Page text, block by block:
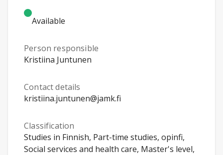
Available
Person responsible
Kristiina Juntunen
Contact details
kristiina.juntunen@jamk.fi
Classification
Studies in Finnish, Part-time studies, opinfi,
Social services and health care, Master's level,